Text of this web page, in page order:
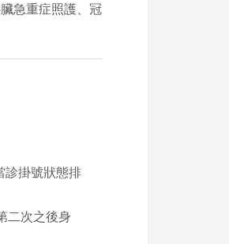
急重症照護、冠
診掛號狀態排
二次之後身